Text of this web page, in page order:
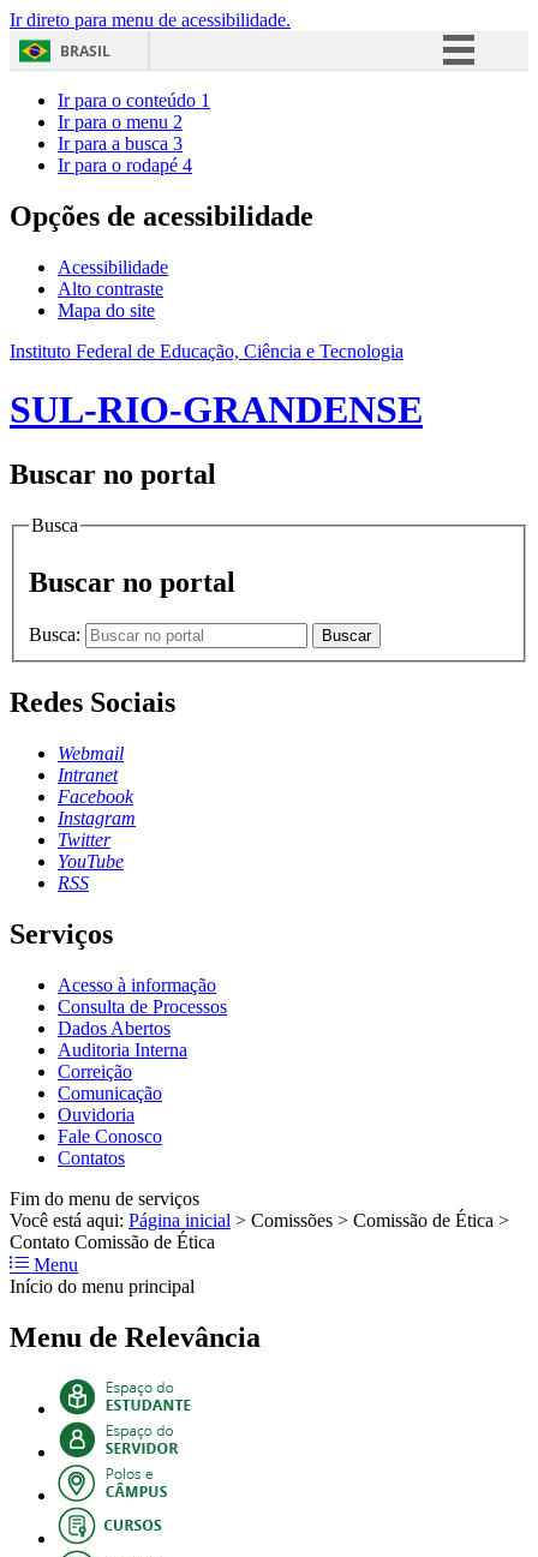
Ir direto para menu de acessibilidade.
BRASIL
Acesso à informação
Ir para o conteúdo 1
Ir para o menu 2
Ir para a busca 3
Ir para o rodapé 4
Opções de acessibilidade
Acessibilidade
Alto contraste
Mapa do site
Instituto Federal de Educação, Ciência e Tecnologia
SUL-RIO-GRANDENSE
Buscar no portal
Busca
Buscar no portal
Busca: Buscar
Redes Sociais
Webmail
Intranet
Facebook
Instagram
Twitter
YouTube
RSS
Serviços
Acesso à informação
Consulta de Processos
Dados Abertos
Auditoria Interna
Correição
Comunicação
Ouvidoria
Fale Conosco
Contatos
Fim do menu de serviços
Você está aqui: Página inicial > Comissões > Comissão de Ética >
Contato Comissão de Ética
Menu
Início do menu principal
Menu de Relevância